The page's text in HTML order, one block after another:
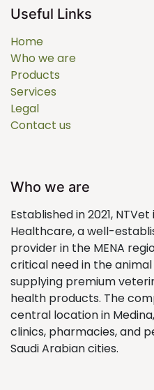
Useful Links
Home
Who we are
Products
Services
Legal
Contact us
Who we are
Established in 2021,
Healthcare, a well-
provider in the MENA
critical need in the
supplying premium
health products. The
central location in
clinics, pharmacies, and
Saudi Arabian cities.